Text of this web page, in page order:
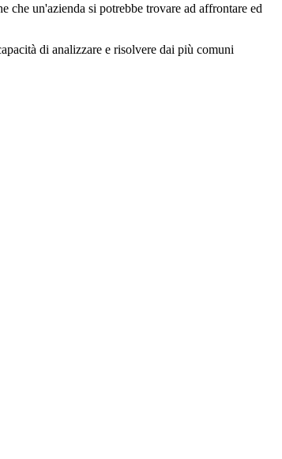
che un'azienda si potrebbe trovare ad affrontare ed
di analizzare e risolvere dai più comuni